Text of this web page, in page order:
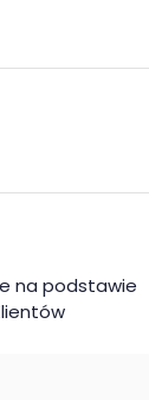
obsługi do
na podstawie